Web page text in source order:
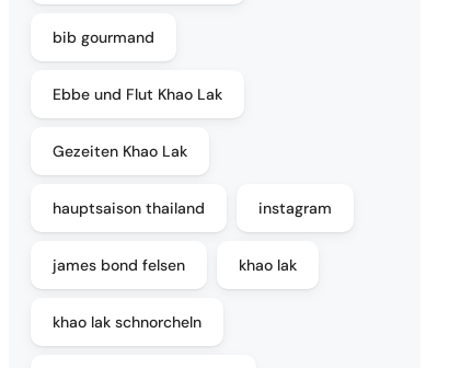
bib gourmand
Ebbe und Flut Khao Lak
Gezeiten Khao Lak
hauptsaison thailand instagram
james bond felsen khao lak
khao lak schnorcheln